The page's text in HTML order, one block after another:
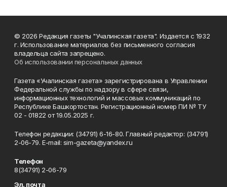
© 2026 Редакция газеты "Учалинская газета". Издается с 1932
г. Использование материалов без письменного согласия
владельца сайта запрещено.
Об использовании персональных данных
Газета «Учалинская газета» зарегистрирована в Управлении
Федеральной службы по надзору в сфере связи,
информационных технологий и массовых коммуникаций по
Республике Башкортостан. Регистрационный номер ПИ № ТУ
02 - 01822 от 19.05.2025 г.
Телефон редакции: (34791) 6-16-80. Главный редактор: (34791)
2-06-79. Е-mаil: sim-gazeta@yandex.ru
Телефон
8(34791) 2-06-79
Эл. почта